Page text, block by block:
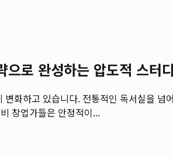
로 완성하는 압도적 스터
화하고 있습니다. 전통적인 독서실을
창업가들은 안정적이...